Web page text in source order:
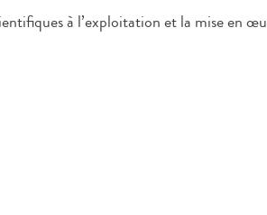
à l’exploitation et la mise en